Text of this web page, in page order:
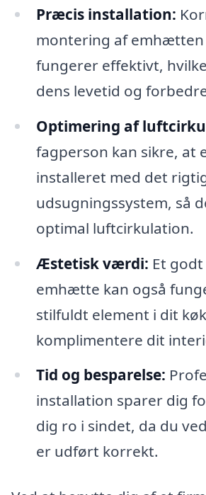
Præcis installation:
montering af emhætten
fungerer effektivt,
dens levetid og
Optimering af
fagperson kan sikre, at
installeret med det
udsugningssystem, så
optimal luftcirkulation.
Æstetisk værdi: Et
emhætte kan også
stilfuldt element i dit
komplimentere dit
Tid og besparelse:
installation sparer dig
dig ro i sindet, da du
er udført korrekt.